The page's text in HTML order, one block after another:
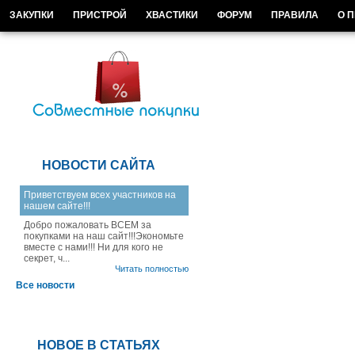
ЗАКУПКИ ПРИСТРОЙ ХВАСТИКИ ФОРУМ ПРАВИЛА О
НОВОСТИ САЙТА
Приветствуем всех участников на
нашем сайте!!!
Добро пожаловать ВСЕМ за
покупками на наш сайт!!!Экономьте
вместе с нами!!! Ни для кого не
секрет, ч...
Читать полностью
Все новости
НОВОЕ В СТАТЬЯХ